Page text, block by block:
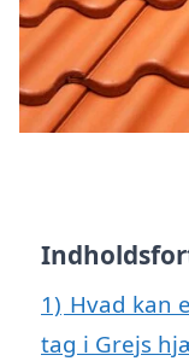
1) Hvad kan
tag i Grejs